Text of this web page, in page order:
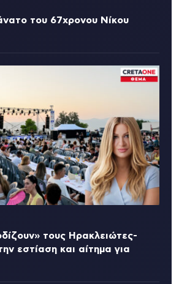
του 67χρονου Νίκου
τους Ηρακλειώτες-
εστίαση και αίτημα για